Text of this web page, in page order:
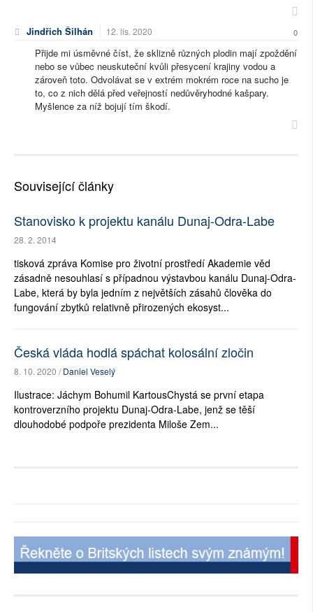
Jindřich Šilhán 12. lis. 2020 0
Přijde mi úsměvné číst, že sklizně různých plodin mají zpoždění
nebo se vůbec neuskuteční kvůli přesycení krajiny vodou a
zároveň toto. Odvolávat se v extrém mokrém roce na sucho je
to, co z nich dělá před veřejností nedůvěryhodné kašpary.
Myšlence za níž bojují tím škodí.
Související články
Stanovisko k projektu kanálu Dunaj-Odra-Labe
28. 2. 2014
tisková zpráva Komise pro životní prostředí Akademie věd
zásadně nesouhlasí s případnou výstavbou kanálu Dunaj-Odra-
Labe, která by byla jedním z největších zásahů člověka do
fungování zbytků relativně přirozených ekosyst...
Česká vláda hodlá spáchat kolosální zločin
8. 10. 2020 /Daniel Veselý
Ilustrace: Jáchym Bohumil KartousChystá se první etapa
kontroverzního projektu Dunaj-Odra-Labe, jenž se těší
dlouhodobé podpoře prezidenta Miloše Zem...